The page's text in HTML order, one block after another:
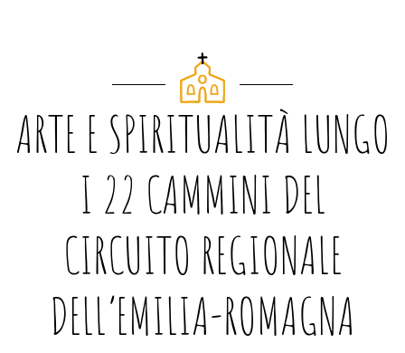
ARTE E SPIRITUALITÀ LUNGO
I 22 CAMMINI DEL
CIRCUITO REGIONALE
DELL’EMILIA-ROMAGNA